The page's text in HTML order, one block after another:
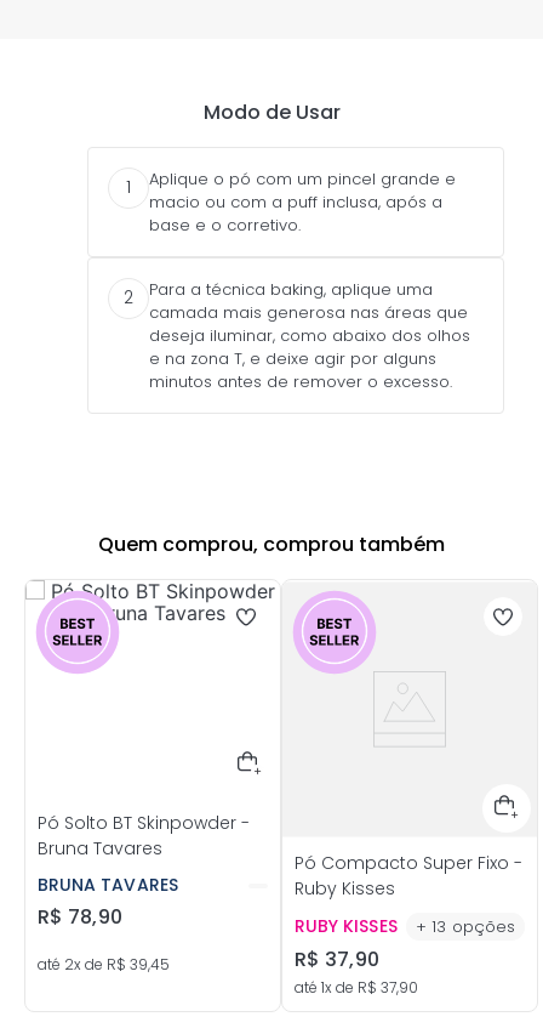
Modo de Usar
1
Aplique o pó com um pincel grande e
macio ou com a puff inclusa, após a
base e o corretivo.
2
Para a técnica baking, aplique uma
camada mais generosa nas áreas que
deseja iluminar, como abaixo dos olhos
e na zona T, e deixe agir por alguns
minutos antes de remover o excesso.
Quem comprou, comprou também
Pó Solto BT Skinpowder -
Bruna Tavares
BRUNA TAVARES
+ 6opções
até 2x de R$ 39, 45
Pó Compacto Super Fixo -
Ruby Kisses
RUBY KISSES
+13 opções
R$ 37,90
até 1x de R$ 37,90